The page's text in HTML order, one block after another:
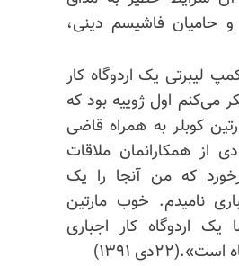
حامیان فاشیسم دینی،
لیبرتی یک اردوگاه کار
می‌کنم اول ژوییه بود که
کوبلر به همراه قاضی
از همکارانمان ملاقات
که من آنجا را یک
نامیدم. خوب مارتین
یک اردوگاه کار اجباری
۱۳۹۱)